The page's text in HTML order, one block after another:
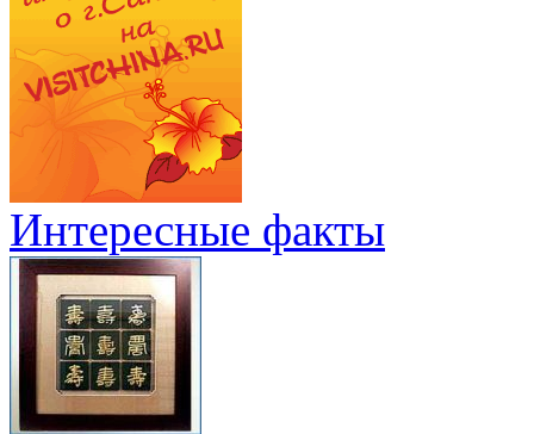
Интересные факты